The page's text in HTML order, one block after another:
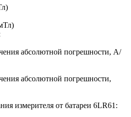
абсолютной погрешности, А/
абсолютной погрешности,
измерителя от батареи 6LR61: